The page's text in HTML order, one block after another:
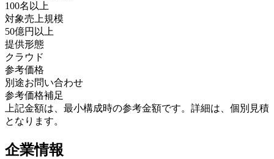
100名以上
対象売上規模
50億円以上
提供形態
クラウド
参考価格
別途お問い合わせ
参考価格補足
上記金額は、最小構成時の参考金額です。詳細は、個別見積
となります。
企業情報